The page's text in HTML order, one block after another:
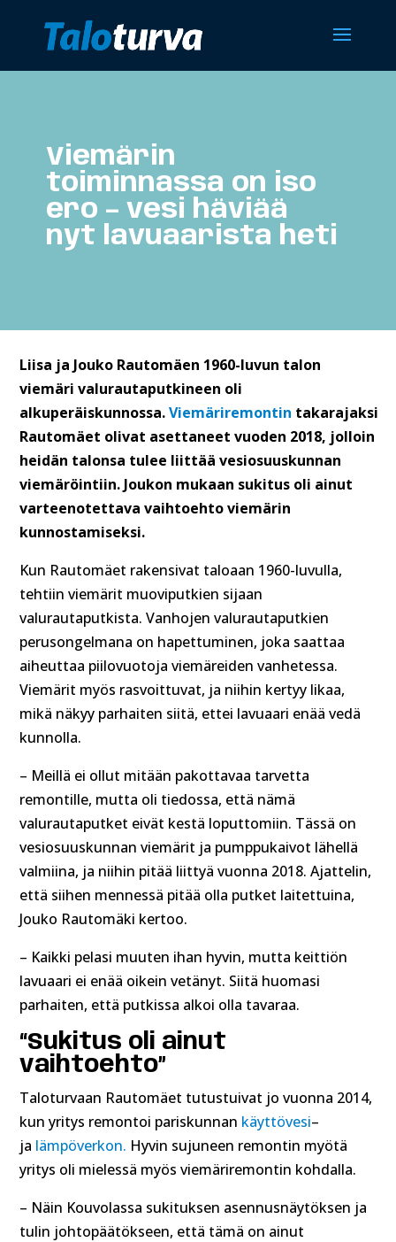
Viemärin
toiminnassa on iso
ero – vesi häviää
nyt lavuaarista heti
Liisa ja Jouko Rautomäen 1960-luvun talon
viemäri valurautaputkineen oli
alkuperäiskunnossa.Viemäriremontin takarajaksi
Rautomäet olivat asettaneet vuoden 2018, jolloin
heidän talonsa tulee liittää vesiosuuskunnan
viemäröintiin. Joukon mukaan sukitus oli ainut
varteenotettava vaihtoehto viemärin
kunnostamiseksi.
Kun Rautomäet rakensivat taloaan 1960-luvulla,
tehtiin viemärit muoviputkien sijaan
valurautaputkista. Vanhojen valurautaputkien
perusongelmana on hapettuminen, joka saattaa
aiheuttaa piilovuotoja viemäreiden vanhetessa.
Viemärit myös rasvoittuvat, ja niihin kertyy likaa,
mikä näkyy parhaiten siitä, ettei lavuaari enää vedä
kunnolla.
– Meillä ei ollut mitään pakottavaa tarvetta
remontille, mutta oli tiedossa, että nämä
valurautaputket eivät kestä loputtomiin. Tässä on
vesiosuuskunnan viemärit ja pumppukaivot lähellä
valmiina, ja niihin pitää liittyä vuonna 2018. Ajattelin,
että siihen mennessä pitää olla putket laitettuina,
Jouko Rautomäki kertoo.
– Kaikki pelasi muuten ihan hyvin, mutta keittiön
lavuaari ei enää oikein vetänyt. Siitä huomasi
parhaiten, että putkissa alkoi olla tavaraa.
“Sukitus oli ainut
vaihtoehto”
Taloturvaan Rautomäet tutustuivat jo vuonna 2014,
kun yritys remontoi pariskunnan käyttövesi–
ja lämpöverkon. Hyvin sujuneen remontin myötä
yritys oli mielessä myös viemäriremontin kohdalla.
– Näin Kouvolassa sukituksen asennusnäytöksen ja
tulin johtopäätökseen, että tämä on ainut